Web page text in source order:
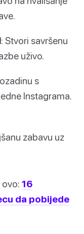
: Stvori savršenu
uživo.
s
Instagrama.
zabavu uz
16
da pobijede